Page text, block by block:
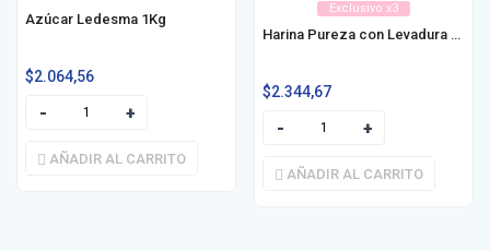
Azúcar Ledesma 1Kg
$2.064,56
AÑADIR AL CARRITO
Exclusivo x3
Harina Pureza con Levadura Pizzas Caseras
$2.344,67
AÑADIR AL CARRITO